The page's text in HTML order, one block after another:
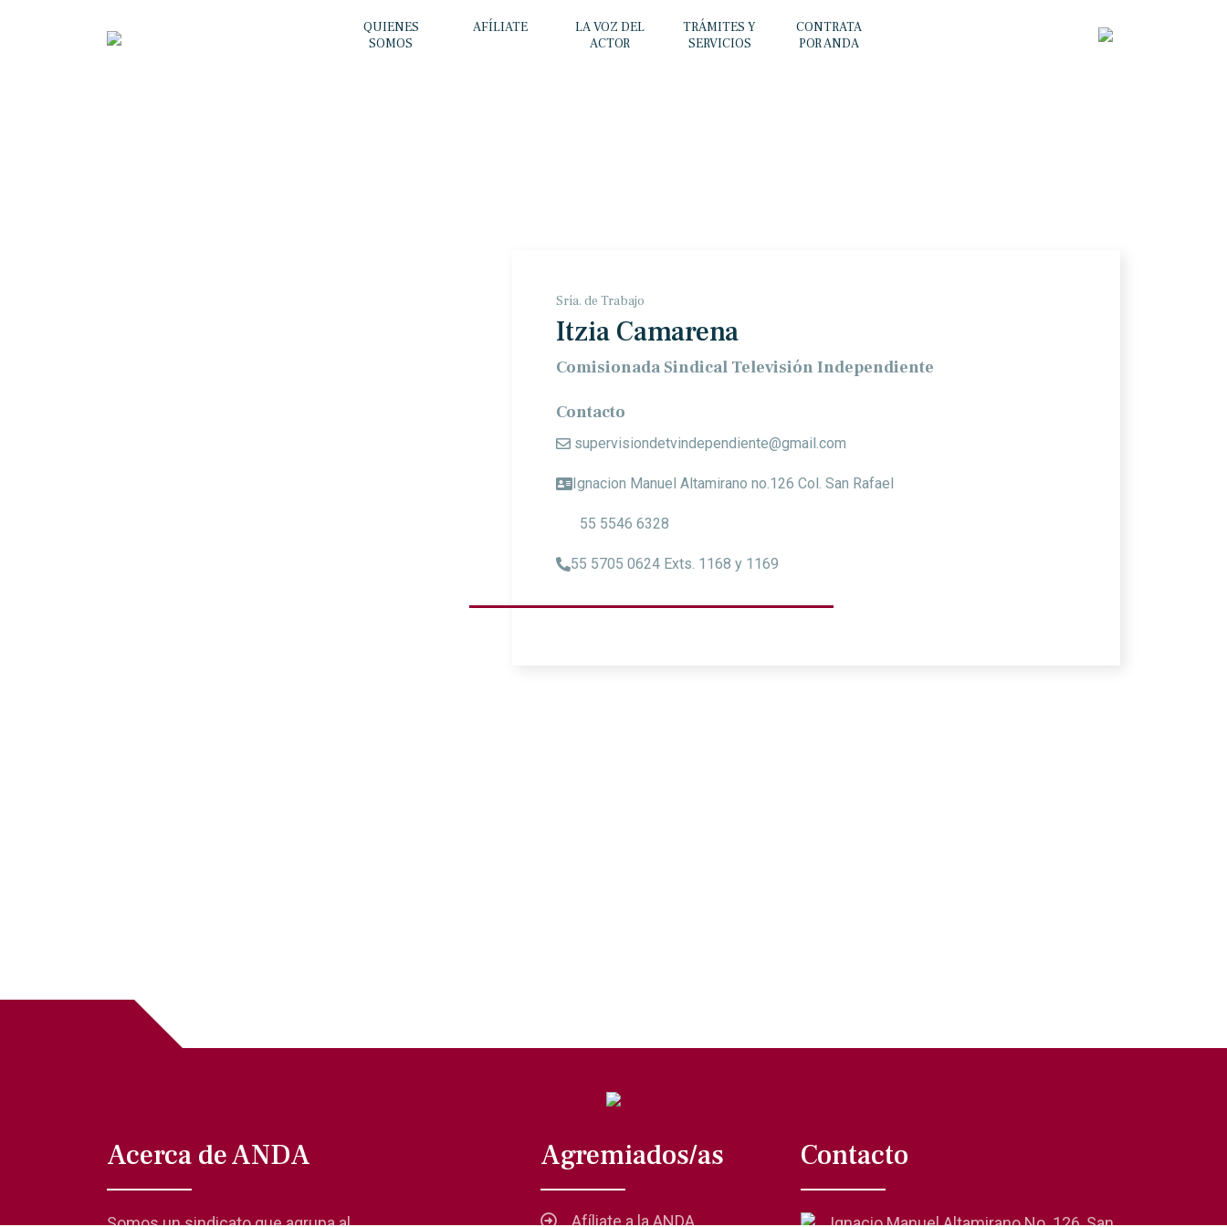
QUIENES
SOMOS
AFÍLIATE
LA VOZ DEL
ACTOR
TRÁMITES Y
SERVICIOS
CONTRATA
POR ANDA
Sría. de Trabajo
Itzia Camarena
Comisionada Sindical Televisión Independiente
Contacto
supervisiondetvindependiente@gmail.com
Ignacion Manuel Altamirano no.126 Col. San Rafael
55 5546 6328
55 5705 0624 Exts. 1168 y 1169
Acerca de ANDA
Somos un sindicato que agrupa al
Agremiados/as
Afíliate a la ANDA
Contacto
Ignacio Manuel Altamirano No. 126, San